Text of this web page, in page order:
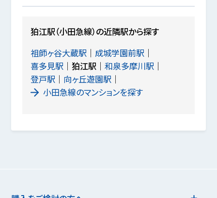
狛江駅（小田急線）の近隣駅から探す
祖師ヶ谷大蔵駅
成城学園前駅
喜多見駅
狛江駅
和泉多摩川駅
登戸駅
向ヶ丘遊園駅
小田急線のマンションを探す